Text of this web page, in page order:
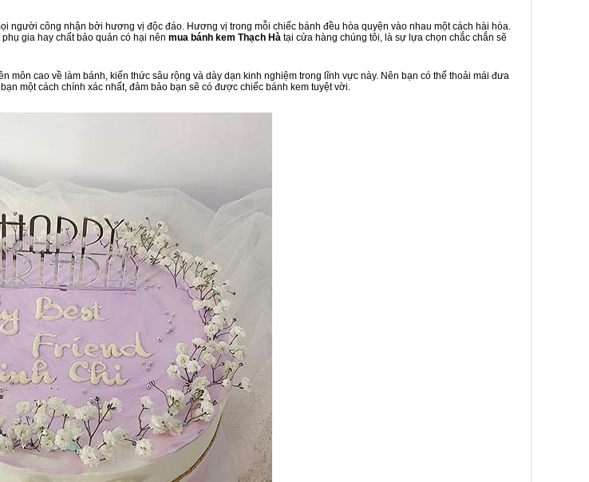
người công nhận bởi hương vị độc đáo. Hương vị trong mỗi chiếc bánh đều hòa quyện vào nhau một cách hài hòa.
gia hay chất bảo quản có hại nên mua bánh kem Thạch Hà tại cửa hàng chúng tôi, là sự lựa chọn chắc chắn sẽ
môn cao về làm bánh, kiến thức sâu rộng và dày dạn kinh nghiệm trong lĩnh vực này. Nên bạn có thể thoải mái đưa
một cách chính xác nhất, đảm bảo bạn sẽ có được chiếc bánh kem tuyệt vời.